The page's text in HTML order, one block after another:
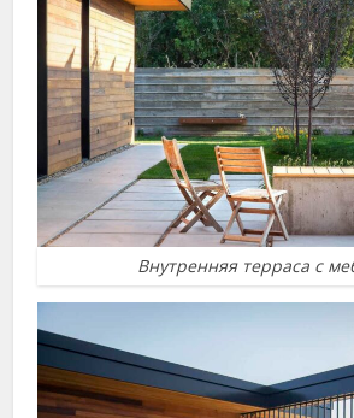
Внутренняя терраса с